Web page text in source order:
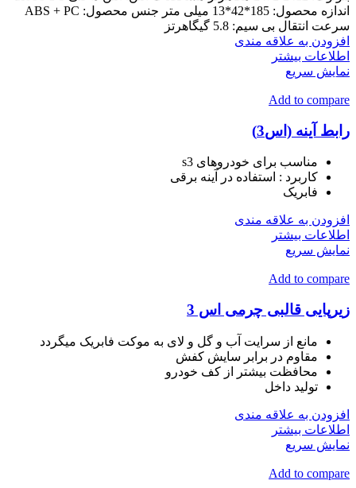
اندازه محصول: 185*42*13 میلی متر جنس محصول: ABS + PC
سرعت انتقال بی سیم: 5.8 گیگاهرتز
افزودن به علاقه مندی
اطلاعات بیشتر
نمایش سریع
Add to compare
رابط آینه (اس3)
مناسب برای خودروهای s3
کاربرد : استفاده در آینه برقی
فابریک
افزودن به علاقه مندی
اطلاعات بیشتر
نمایش سریع
Add to compare
زیرپایی قالبی چرمی اس 3
مانع از سرایت آب و گل و لای به موکت فابریک میگردد
مقاوم در برابر سایش کفش
محافظت بیشتر از کف خودرو
تولید داخل
افزودن به علاقه مندی
اطلاعات بیشتر
نمایش سریع
Add to compare